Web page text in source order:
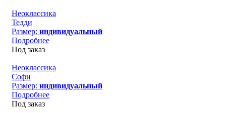
Неоклассика
Тедди
Размер: индивидуальный
Подробнее
Под заказ
Неоклассика
Софи
Размер: индивидуальный
Подробнее
Под заказ